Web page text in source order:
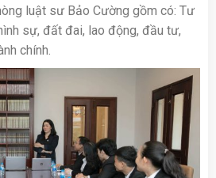
luật sư Bảo Cường gồm có: Tư
sự, đất đai, lao động, đầu tư,
chính.